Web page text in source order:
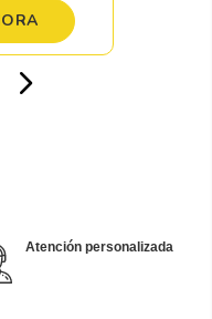
Atención personalizada